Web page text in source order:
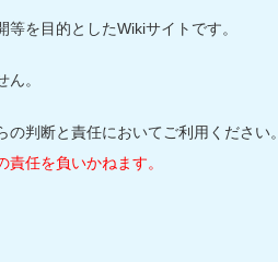
を目的としたWikiサイトです。
。
判断と責任においてご利用ください。
任を負いかねます。